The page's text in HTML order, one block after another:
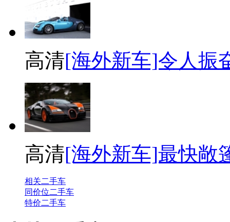
高清[海外新车]令人振
高清[海外新车]最快敞
相关二手车
同价位二手车
特价二手车